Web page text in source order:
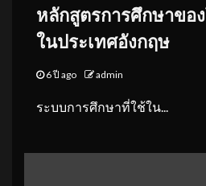
หลักสูตรการศึกษาขอ
ในประเทศอังกฤษ
6 ปี ago admin
ระบบการศึกษาที่ใช้ใน...